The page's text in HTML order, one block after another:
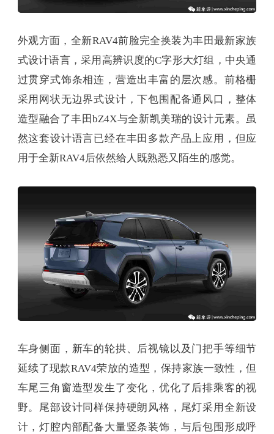
外观方面，全新RAV4前脸完全换装为丰田最新家族
式设计语言，采用高辨识度的C字形大灯组，中央通
过贯穿式饰条相连，营造出丰富的层次感。前格栅
采用网状无边界式设计，下包围配备通风口，整体
造型融合了丰田bZ4X与全新凯美瑞的设计元素。虽
然这套设计语言已经在丰田多款产品上应用，但应
用于全新RAV4后依然给人既熟悉又陌生的感觉。
车身侧面，新车的轮拱、后视镜以及门把手等细节
延续了现款RAV4荣放的造型，保持家族一致性，但
车尾三角窗造型发生了变化，优化了后排乘客的视
野。尾部设计同样保持硬朗风格，尾灯采用全新设
计，灯腔内部配备大量竖条装饰，与后包围形成呼